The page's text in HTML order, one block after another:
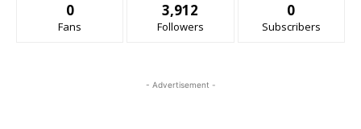
0
Fans
3,912
Followers
0
Subscribers
- Advertisement -